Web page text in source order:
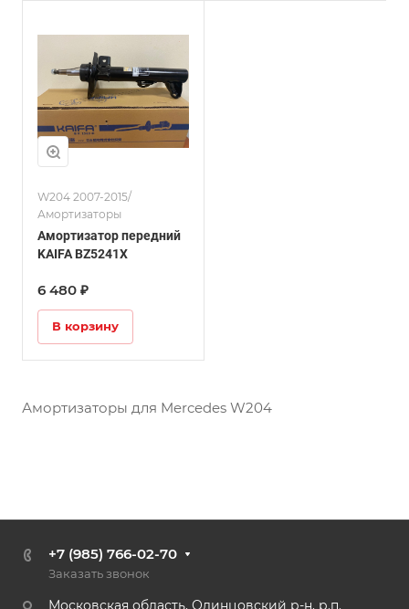
W204 2007-2015/
Амортизаторы
Амортизатор передний
KAIFA BZ5241X
6 480 ₽
В корзину
Амортизаторы для Mercedes W204
+7 (985) 766-02-70
Заказать звонок